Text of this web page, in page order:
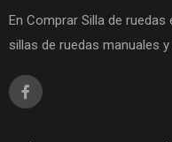
En Comprar Silla de
sillas de ruedas manuales